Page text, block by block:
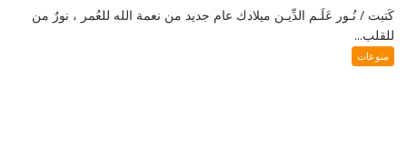
كَتبت / نُـور عَلَـم الدِّيـن ميلادك عام جديد من نعمة الله للعُمر ، نورٌ من
للقلب...
منوعات